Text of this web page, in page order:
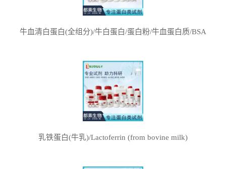
牛血清白蛋白(全组分)/牛白蛋白/蛋白粉/牛血蛋白质/BSA
乳铁蛋白(牛乳)/Lactoferrin (from bovine milk)